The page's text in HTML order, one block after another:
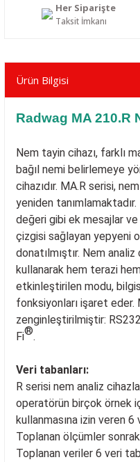
Her Siparişte
Taksit İmkanı
Ürün Bilgisi
Radwag MA 210.R
Nem tayin cihazı, farklı
bağıl nemi belirlemeye
cihazıdır. MA.R serisi,
yeniden
değeri gibi ek mesajlar
çizgisi sağlayan yepyeni
donatılmıştır. Nem
kullanarak hem terazi
etkinleştirilen modu,
fonksiyonları işaret
zenginleştirilmiştir:
Fi®.
Veri tabanları:
R serisi nem analiz
operatörün birçok örnek
kullanmasına izin veren 6
Toplanan ölçümler
Toplanan veriler 6 veri